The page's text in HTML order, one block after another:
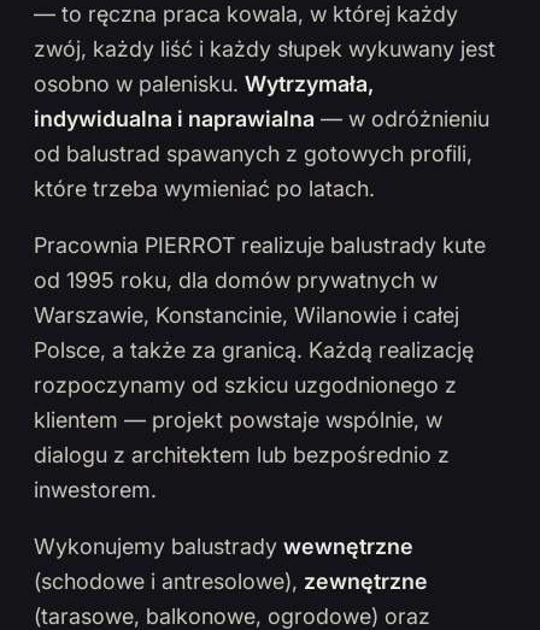
— to ręczna praca kowala, w której każdy
zwój, każdy liść i każdy słupek wykuwany jest
osobno w palenisku. Wytrzymała,
indywidualna i naprawialna — w odróżnieniu
od balustrad spawanych z gotowych profili,
które trzeba wymieniać po latach.
Pracownia PIERROT realizuje balustrady kute
od 1995 roku, dla domów prywatnych w
Warszawie, Konstancinie, Wilanowie i całej
Polsce, a także za granicą. Każdą realizację
rozpoczynamy od szkicu uzgodnionego z
klientem — projekt powstaje wspólnie, w
dialogu z architektem lub bezpośrednio z
inwestorem.
Wykonujemy balustrady wewnętrzne
(schodowe i antresolowe), zewnętrzne
(tarasowe, balkonowe, ogrodowe) oraz